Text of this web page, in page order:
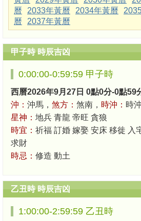
曆
2033年黃曆 2034年黃曆
曆
2037年黃曆
甲子時 時辰吉凶
0:00:00-0:59:59 甲子時
西曆2026年9月27日 0點0分-0點59
沖： 沖馬， 煞方： 煞南， 時沖： 時
星神： 地兵 青龍 帝旺 貪狼
時宜： 祈福 訂婚 嫁娶 安床 移徙 入
求財
時忌： 修造 動土
乙丑時 時辰吉凶
1:00:00-2:59:59 乙丑時